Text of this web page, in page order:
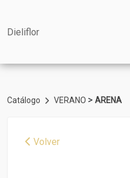
Dieliflor
Catálogo VERANO > ARENA
Volver